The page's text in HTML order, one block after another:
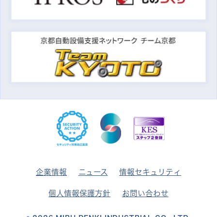
企業情報 ニュース 情報セキュリティ
個人情報保護方針 お問い合わせ